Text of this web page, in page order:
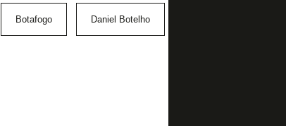
Botafogo Daniel Botelho